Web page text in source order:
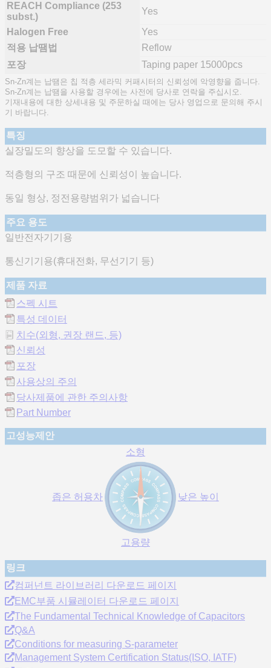
REACH Compliance (253
subst.)
Yes
Halogen Free
Yes
적용 납땜법
Reflow
포장
Taping paper 15000pcs
Sn-Zn계는 납땜은 칩 적층 세라믹 커패시터의 신뢰성에 악영향을 줍니다.
Sn-Zn계는 납땜을 사용할 경우에는 사전에 당사로 연락을 주십시오.
기재내용에 대한 상세내용 및 주문하실 때에는 당사 영업으로 문의해 주시
기 바랍니다.
특징
실장밀도의 향상을 도모할 수 있습니다.
적층형의 구조 때문에 신뢰성이 높습니다.
동일 형상, 정전용량범위가 넓습니다
주요 용도
일반전자기기용
통신기기용(휴대전화, 무선기기 등)
제품 자료
스펙 시트
특성 데이터
치수(외형, 권장 랜드, 등)
신뢰성
포장
사용상의 주의
당사제품에 관한 주의사항
Part Number
고성능제안
소형
좁은 허용차 낮은 높이
고용량
링크
컴퍼넌트 라이브러리 다운로드 페이지
EMC부품 시뮬레이터 다운로드 페이지
The Fundamental Technical Knowledge of Capacitors
Q&A
Conditions for measuring S-parameter
Management System Certification Status(ISO, IATF)